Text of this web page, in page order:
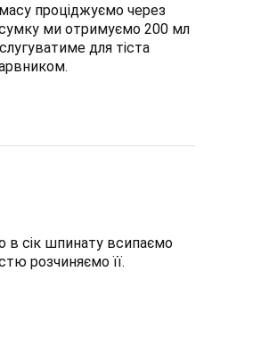
проціджуємо через
ми отримуємо 200 мл
для тіста
в сік шпинату всипаємо
розчиняємо її.